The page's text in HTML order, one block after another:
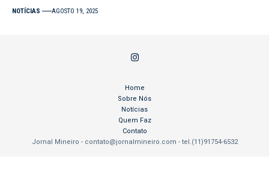
NOTÍCIAS AGOSTO 19, 2025
Jornal Mineiro - contato@jornalmineiro.com - tel.(11)91754-6532
Home
Sobre Nós
Notícias
Quem Faz
Contato